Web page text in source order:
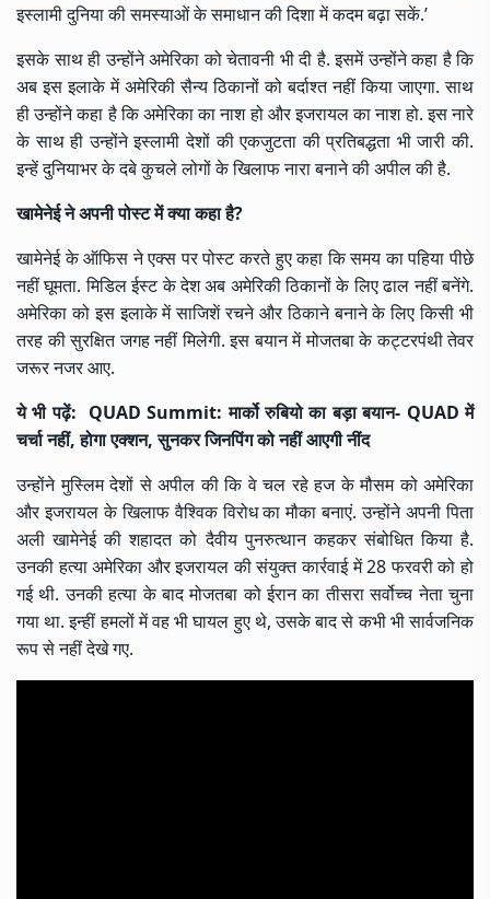
इस्लामी दुनिया की समस्याओं के समाधान की दिशा में कदम बढ़ा सकें.’
इसके साथ ही उन्होंने अमेरिका को चेतावनी भी दी है. इसमें उन्होंने कहा है कि
अब इस इलाके में अमेरिकी सैन्य ठिकानों को बर्दाश्त नहीं किया जाएगा. साथ
ही उन्होंने कहा है कि अमेरिका का नाश हो और इजरायल का नाश हो. इस नारे
के साथ ही उन्होंने इस्लामी देशों की एकजुटता की प्रतिबद्धता भी जारी की.
इन्हें दुनियाभर के दबे कुचले लोगों के खिलाफ नारा बनाने की अपील की है.
खामेनेई ने अपनी पोस्ट में क्या कहा है?
खामेनेई के ऑफिस ने एक्स पर पोस्ट करते हुए कहा कि समय का पहिया पीछे
नहीं घूमता. मिडिल ईस्ट के देश अब अमेरिकी ठिकानों के लिए ढाल नहीं बनेंगे.
अमेरिका को इस इलाके में साजिशें रचने और ठिकाने बनाने के लिए किसी भी
तरह की सुरक्षित जगह नहीं मिलेगी. इस बयान में मोजतबा के कट्टरपंथी तेवर
जरूर नजर आए.
ये भी पढ़ें: QUAD Summit: मार्को रुबियो का बड़ा बयान- QUAD में
चर्चा नहीं, होगा एक्शन, सुनकर जिनपिंग को नहीं आएगी नींद
उन्होंने मुस्लिम देशों से अपील की कि वे चल रहे हज केमौसमको अमेरिका
और इजरायल के खिलाफ वैश्विक विरोध का मौका बनाएं. उन्होंने अपनी पिता
अली खामेनेई की शहादत को दैवीय पुनरुत्थान कहकर संबोधित किया है.
उनकी हत्या अमेरिका और इजरायल की संयुक्त कार्रवाई में 28 फरवरी को हो
गई थी. उनकी हत्या के बाद मोजतबा को ईरान का तीसरा सर्वोच्च नेता चुना
गया था. इन्हीं हमलों में वह भी घायल हुए थे, उसके बाद से कभी भी सार्वजनिक
रूप से नहीं देखे गए.